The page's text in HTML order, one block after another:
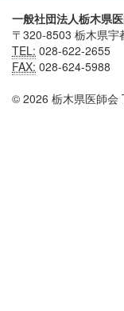
一般社団法人栃木県
〒320-8503 栃木県
TEL: 028-622-2655
FAX: 028-624-5988
© 2026 栃木県医師会